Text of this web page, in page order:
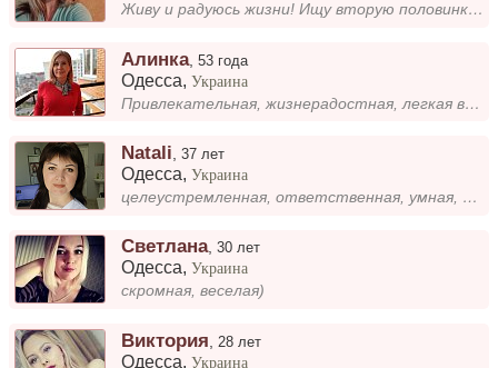
Живу и радуюсь жизни! Ищу вторую половинку)))
Алинка,53 года
Одесса,Украина
Привлекательная, жизнерадостная, легкая в общеннии, веду здоровый образ жизни, предпочитаю отдых на природе, путешествия...
Natali ,37 лет
Одесса,Украина
целеустремленная, ответственная, умная, интересная, влюбчивая)
Светлана,30 лет
Одесса,Украина
скромная, веселая)
Виктория 28 лет
Одесса,Украина